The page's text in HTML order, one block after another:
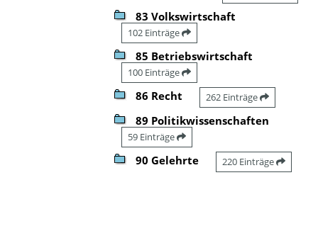
83 Volkswirtschaft
102 Einträge
85 Betriebswirtschaft
100 Einträge
86 Recht 262 Einträge
89 Politikwissenschaften
59 Einträge
90 Gelehrte 220 Einträge